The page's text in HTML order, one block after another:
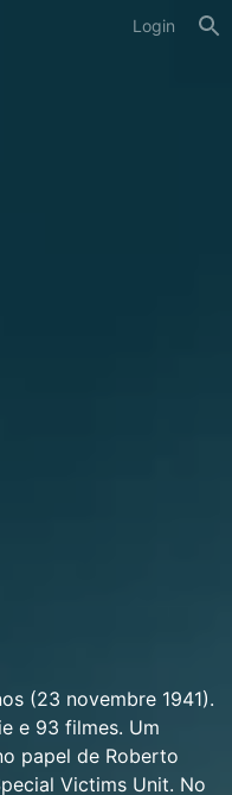
Login
(23 novembre 1941).
e 93 filmes. Um
papel de Roberto
Victims Unit. No